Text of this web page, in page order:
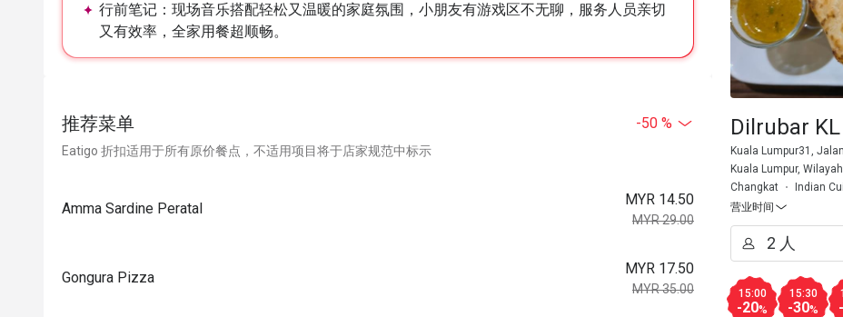
行前笔记： 现场音乐搭配轻松又温暖的家庭氛围，小朋友有游戏区不无聊，服务人员亲切
又有效率，全家用餐超顺畅。
推荐菜单 -50 %
Eatigo 折扣适用于所有原价餐点，不适用项目将于店家规范中标示
Amma Sardine Peratal
MYR 14.50
MYR 29.00
Gongura Pizza
MYR 17.50
MYR 35.00
Dilrubar
Kuala Lumpur31,
Kuala Lumpur,
Changkat
Indian
营业时间
15:00
-20%
15:30
-30%